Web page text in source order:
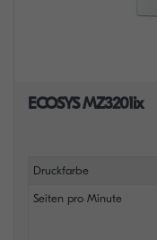
ECOSYS MZ3201ix
Druckfarbe
Seiten pro Minute